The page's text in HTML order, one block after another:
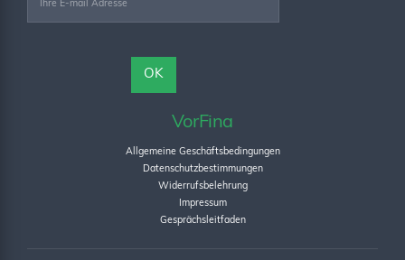
VorFina
Allgemeine Geschäftsbedingungen
Datenschutzbestimmungen
Widerrufsbelehrung
Impressum
Gesprächsleitfaden